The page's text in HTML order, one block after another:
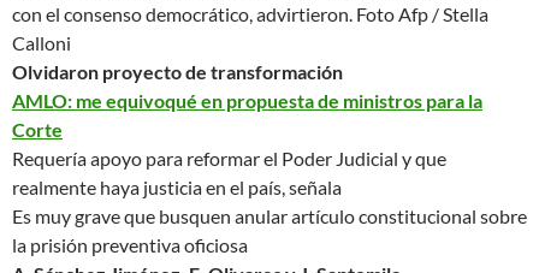
con el consenso democrático, advirtieron. Foto Afp / Stella
Calloni
Olvidaron proyecto de transformación
AMLO: me equivoqué en propuesta de ministros para la
Corte
Requería apoyo para reformar el Poder Judicial y que
realmente haya justicia en el país, señala
Es muy graveque busquen anular artículo constitucional sobre
la prisión preventiva oficiosa